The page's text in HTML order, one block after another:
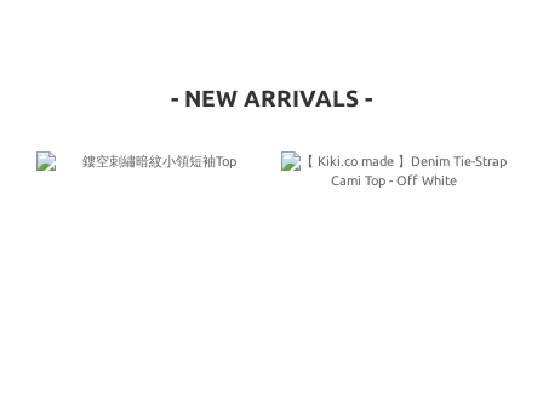
- NEW ARRIVALS -